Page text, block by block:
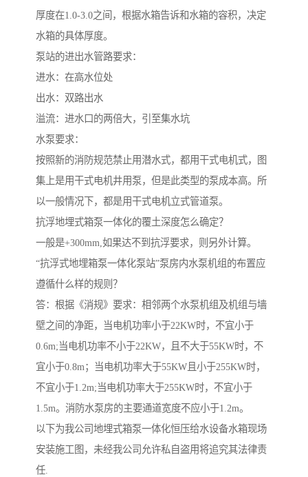
厚度在1.0-3.0之间，根据水箱告诉和水箱的容积，决定
水箱的具体厚度。
泵站的进出水管路要求：
进水：在高水位处
出水：双路出水
溢流：进水口的两倍大，引至集水坑
水泵要求：
按照新的消防规范禁止用潜水式，都用干式电机式，图
集上是用干式电机井用泵，但是此类型的泵成本高。所
以一般情况下，都是用干式电机立式管道泵。
抗浮地埋式箱泵一体化的覆土深度怎么确定？
一般是+300mm,如果达不到抗浮要求，则另外计算。
“抗浮式地埋箱泵一体化泵站”泵房内水泵机组的布置应
遵循什么样的规则？
答：根据《消规》要求：相邻两个水泵机组及机组与墙
壁之间的净距，当电机功率小于22KW时，不宜小于
0.6m;当电机功率不小于22KW，且不大于55KW时，不
宜小于0.8m；当电机功率大于55KW且小于255KW时，
不宜小于1.2m;当电机功率大于255KW时，不宜小于
1.5m。消防水泵房的主要通道宽度不应小于1.2m。
以下为我公司地埋式箱泵一体化恒压给水设备水箱现场
安装施工图，未经我公司允许私自盗用将追究其法律责
任.